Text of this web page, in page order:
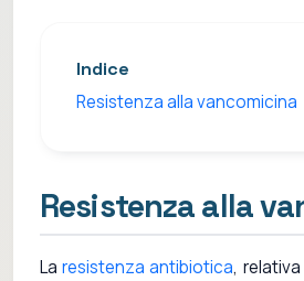
Indice
Resistenza alla vancomicina
Resistenza alla
Laresistenza antibiotica,